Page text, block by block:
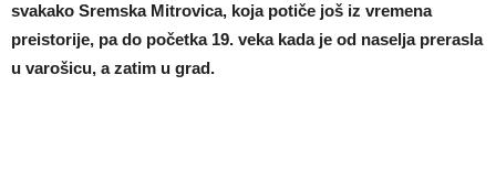
svakako Sremska Mitrovica, koja potiče još iz vremena
preistorije, pa do početka 19. veka kada je od naselja prerasla
u varošicu, a zatim u grad.